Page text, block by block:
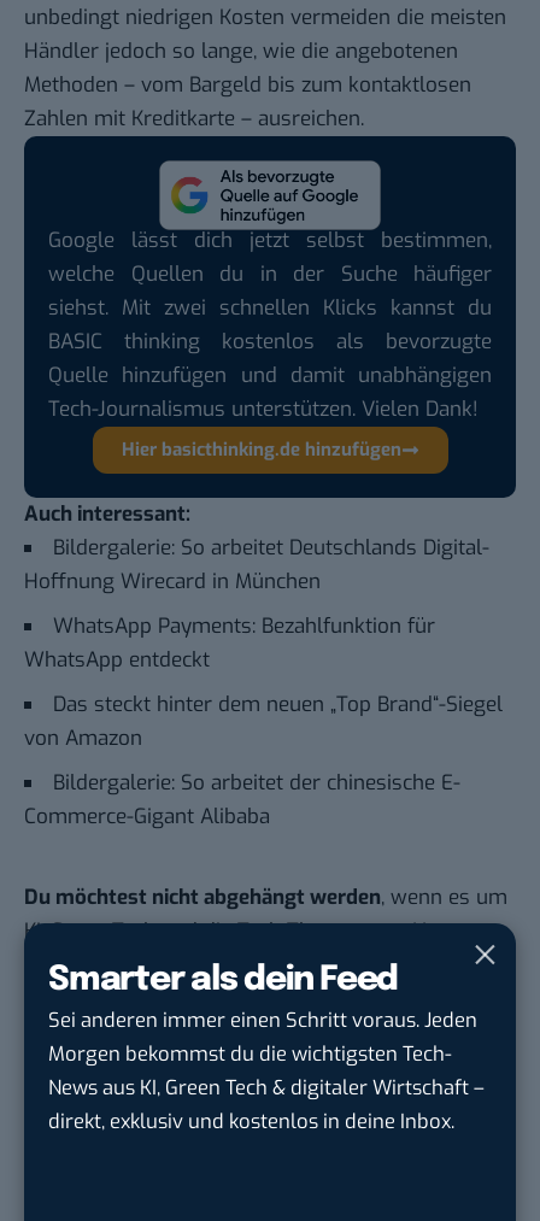
Smarter als dein Feed
Sei anderen immer einen Schritt voraus. Jeden
Morgen bekommst du die wichtigsten Tech-
News aus KI, Green Tech & digitaler Wirtschaft –
direkt, exklusiv und kostenlos in deine Inbox.
unbedingt niedrigen Kosten vermeiden die meisten
Händler jedoch so lange, wie die angebotenen
Methoden – vom Bargeld bis zum kontaktlosen
Zahlen mit Kreditkarte – ausreichen.
Google lässt dich jetzt selbst bestimmen,
welche Quellen du in der Suche häufiger
siehst. Mit zwei schnellen Klicks kannst du
BASIC thinking kostenlos als bevorzugte
Quelle hinzufügen und damit unabhängigen
Tech-Journalismus unterstützen. Vielen Dank!
Hier basicthinking.de hinzufügen
Auch interessant:
Bildergalerie: So arbeitet Deutschlands Digital-
Hoffnung Wirecard in München
WhatsApp Payments: Bezahlfunktion für
WhatsApp entdeckt
Das steckt hinter dem neuen „Top Brand“-Siegel
von Amazon
Bildergalerie: So arbeitet der chinesische E-
Commerce-Gigant Alibaba
Du möchtest nicht abgehängt werden, wenn es um
KI, Green Tech und die Tech-Themen von Morgen
geht? Über 12.000 smarte Leser bekommen jeden
Tag UPDATE, unser Tech-Briefing mit den
wichtigsten News des Tages – und sichern sich
damit ihren Vorsprung.Hier kannst du dich
kostenlos anmelden.